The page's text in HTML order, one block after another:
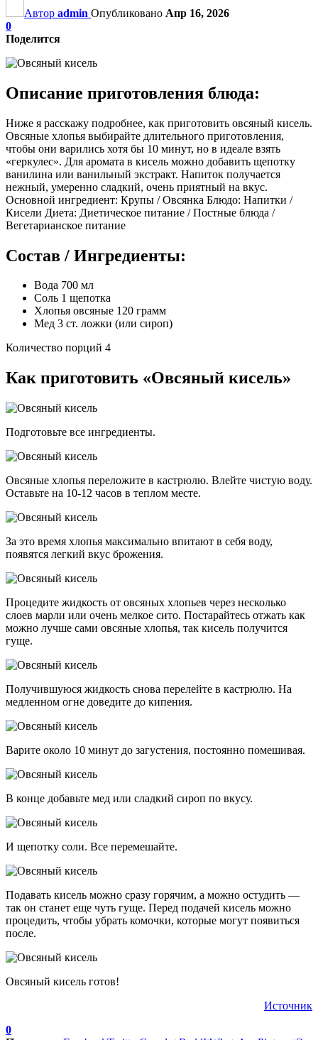
Автор admin Опубликовано Апр 16, 2026
0
Поделится
Описание приготовления блюда:
Ниже я расскажу подробнее, как приготовить овсяный кисель.
Овсяные хлопья выбирайте длительного приготовления,
чтобы они варились хотя бы 10 минут, но в идеале взять
«геркулес». Для аромата в кисель можно добавить щепотку
ванилина или ванильный экстракт. Напиток получается
нежный, умеренно сладкий, очень приятный на вкус.
Основной ингредиент: Крупы / Овсянка Блюдо: Напитки /
Кисели Диета: Диетическое питание / Постные блюда /
Вегетарианское питание
Состав / Ингредиенты:
Вода 700 мл
Соль 1 щепотка
Хлопья овсяные 120 грамм
Мед 3 ст. ложки (или сироп)
Количество порций 4
Как приготовить «Овсяный кисель»
Подготовьте все ингредиенты.
Овсяные хлопья переложите в кастрюлю. Влейте чистую воду.
Оставьте на 10-12 часов в теплом месте.
За это время хлопья максимально впитают в себя воду,
появятся легкий вкус брожения.
Процедите жидкость от овсяных хлопьев через несколько
слоев марли или очень мелкое сито. Постарайтесь отжать как
можно лучше сами овсяные хлопья, так кисель получится
гуще.
Получившуюся жидкость снова перелейте в кастрюлю. На
медленном огне доведите до кипения.
Варите около 10 минут до загустения, постоянно помешивая.
В конце добавьте мед или сладкий сироп по вкусу.
И щепотку соли. Все перемешайте.
Подавать кисель можно сразу горячим, а можно остудить —
так он станет еще чуть гуще. Перед подачей кисель можно
процедить, чтобы убрать комочки, которые могут появиться
после.
Овсяный кисель готов!
Источник
0